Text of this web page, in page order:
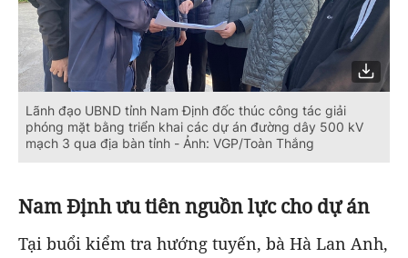
Lãnh đạo UBND tỉnh Nam Định đốc thúc công tác giải
phóng mặt bằng triển khai các dự án đường dây 500 kV
mạch 3 qua địa bàn tỉnh - Ảnh: VGP/Toàn Thắng
Nam Định ưu tiên nguồn lực cho dự án
Tại buổi kiểm tra hướng tuyến, bà Hà Lan Anh,